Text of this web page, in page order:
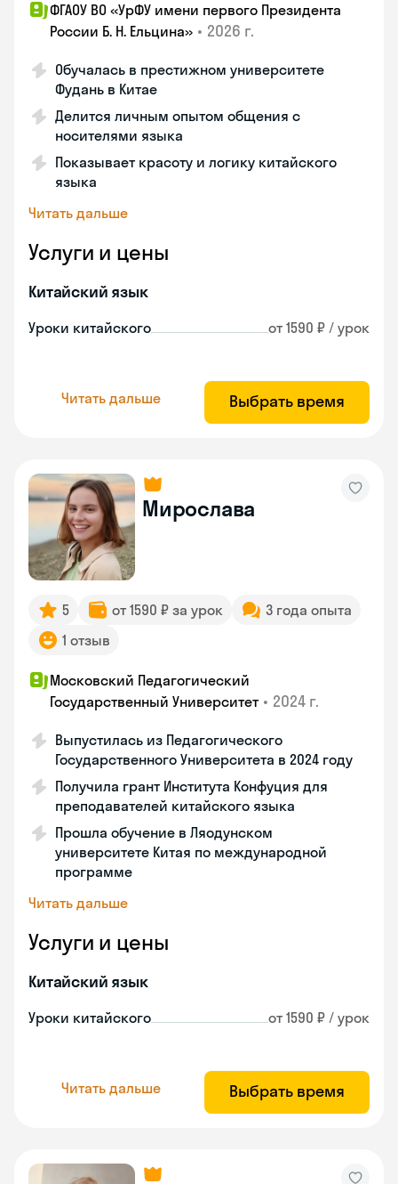
ФГАОУ ВО «УрФУ имени первого Президента
России Б. Н. Ельцина» • 2026 г.
Обучалась в престижном университете
Фудань в Китае
Делится личным опытом общения с
носителями языка
Показывает красоту и логику китайского
языка
Читать дальше
Услуги и цены
Китайский язык
Уроки китайского от 1590 ₽ / урок
Читать дальше Выбрать время
Мирослава
5 от 1590 ₽ за урок
3 года опыта
1 отзыв
Московский Педагогический
Государственный Университет • 2024 г.
Выпустилась из Педагогического
Государственного Университета в 2024 году
Получила грант Института Конфуция для
преподавателей китайского языка
Прошла обучение в Ляодунском
университете Китая по международной
программе
Читать дальше
Услуги и цены
Китайский язык
Уроки китайского от 1590 ₽ / урок
Читать дальше Выбрать время